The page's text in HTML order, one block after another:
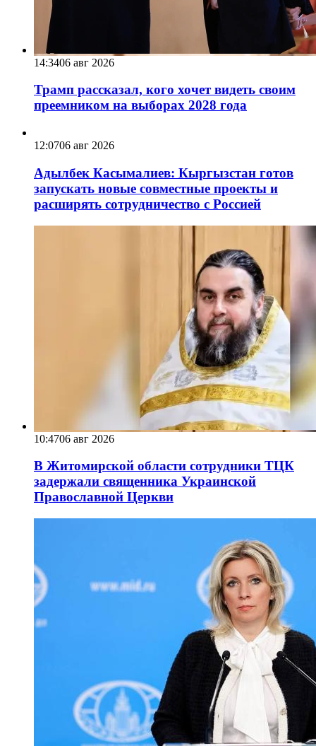
14:3406 авг 2026
Трамп рассказал, кого хочет видеть своим
преемником на выборах 2028 года
12:0706 авг 2026
Адылбек Касымалиев: Кыргызстан готов
запускать новые совместные проекты и
расширять сотрудничество с Россией
10:4706 авг 2026
В Житомирской области сотрудники ТЦК
задержали священника Украинской
Православной Церкви